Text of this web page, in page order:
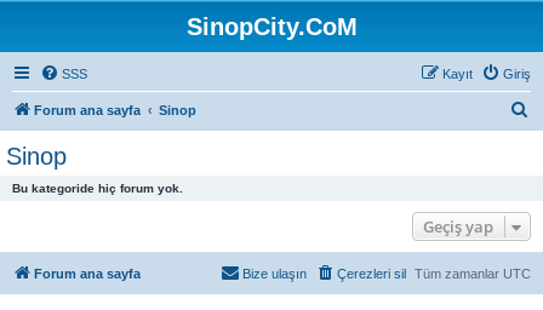
SinopCity.CoM
SSS Giriş
Kayıt
Forum ana sayfa Sinop
Sinop
Bu kategoride hiç forum yok.
Geçiş yap
Forum ana sayfa Tüm zamanlar UTC
Çerezleri sil
Bize ulaşın